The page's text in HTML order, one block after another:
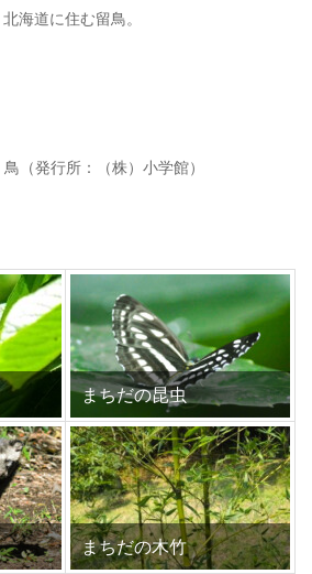
海道に住む留鳥。
発行所：（株）小学館）
まちだの昆虫
まちだの木竹